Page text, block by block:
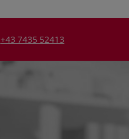
+43 7435 52413